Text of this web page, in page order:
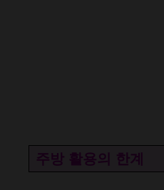
주방 활용의 한계